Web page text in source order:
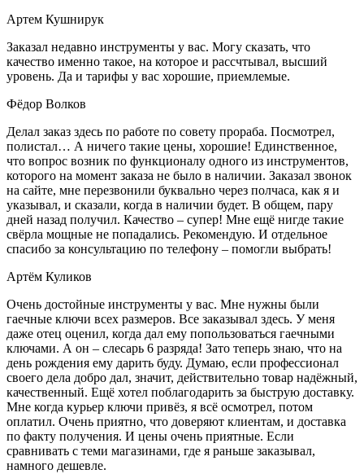
Артем Кушнирук
Заказал недавно инструменты у вас. Могу сказать, что
качество именно такое, на которое и рассчтывал, высший
уровень. Да и тарифы у вас хорошие, приемлемые.
Фёдор Волков
Делал заказ здесь по работе по совету прораба. Посмотрел,
полистал… А ничего такие цены, хорошие! Единственное,
что вопрос возник по функционалу одного из инструментов,
которого на момент заказа не было в наличии. Заказал звонок
на сайте, мне перезвонили буквально через полчаса, как я и
указывал, и сказали, когда в наличии будет. В общем, пару
дней назад получил. Качество – супер! Мне ещё нигде такие
свёрла мощные не попадались. Рекомендую. И отдельное
спасибо за консультацию по телефону – помогли выбрать!
Артём Куликов
Очень достойные инструменты у вас. Мне нужны были
гаечные ключи всех размеров. Все заказывал здесь. У меня
даже отец оценил, когда дал ему попользоваться гаечными
ключами. А он – слесарь 6 разряда! Зато теперь знаю, что на
день рождения ему дарить буду. Думаю, если профессионал
своего дела добро дал, значит, действительно товар надёжный,
качественный. Ещё хотел поблагодарить за быструю доставку.
Мне когда курьер ключи привёз, я всё осмотрел, потом
оплатил. Очень приятно, что доверяют клиентам, и доставка
по факту получения. И цены очень приятные. Если
сравнивать с теми магазинами, где я раньше заказывал,
намного дешевле.